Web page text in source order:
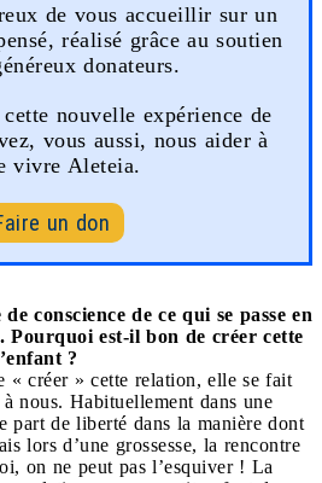
de vous accueillir sur un
réalisé grâce au soutien
donateurs.
nouvelle expérience de
vous aussi, nous aider à
vivre Aleteia.
un don
conscience de ce qui se passe en
Pourquoi est-il bon de créer cette
?
« créer » cette relation, elle se fait
nous. Habituellement dans une
part de liberté dans la manière dont
lors d’une grossesse, la rencontre
on ne peut pas l’esquiver ! La